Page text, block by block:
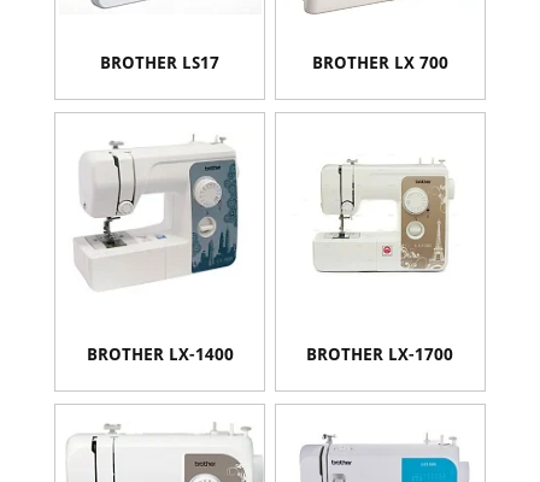
BROTHER LS17 BROTHER LX 700
BROTHER LX-1400 BROTHER LX-1700